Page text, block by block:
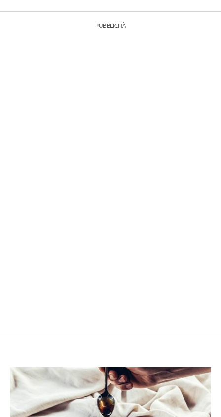
PUBBLICITÀ